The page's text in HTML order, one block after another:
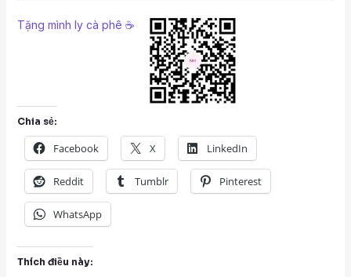
Tặng mình ly cà phê ☕
Chia sẻ:
Facebook X LinkedIn
Reddit Tumblr Pinterest
WhatsApp
Thích điều này: